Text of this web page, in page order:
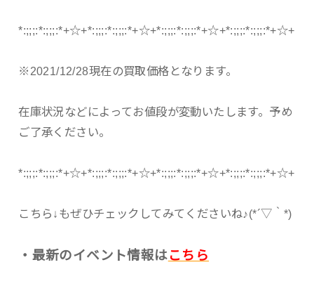
*:;;;:*:;;;:*+☆+*:;;;:*:;;;:*+☆+*:;;;:*:;;;:*+☆+*:;;;:*:;;;:*+☆+
※2021/12/28現在の買取価格となります。
在庫状況などによってお値段が変動いたします。予め
ご了承ください。
*:;;;:*:;;;:*+☆+*:;;;:*:;;;:*+☆+*:;;;:*:;;;:*+☆+*:;;;:*:;;;:*+☆+
こちら↓もぜひチェックしてみてくださいね♪(*´▽｀*)
・最新のイベント情報はこちら